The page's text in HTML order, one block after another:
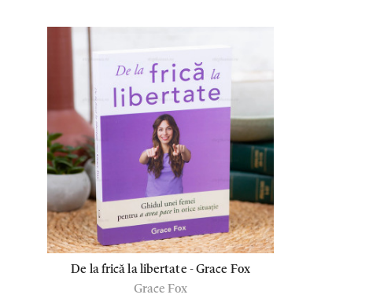
De la frică la libertate - Grace Fox
Grace Fox